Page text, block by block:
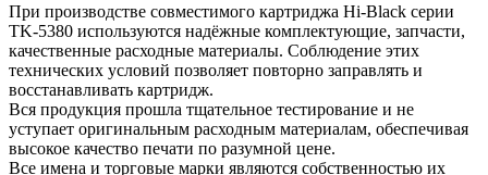
При производстве совместимого картриджа Hi-Black серии
TK-5380 используются надёжные комплектующие, запчасти,
качественные расходные материалы. Соблюдение этих
технических условий позволяет повторно заправлять и
восстанавливать картридж.
Вся продукция прошла тщательное тестирование и не
уступает оригинальным расходным материалам, обеспечивая
высокое качество печати по разумной цене.
Все имена и торговые марки являются собственностью их